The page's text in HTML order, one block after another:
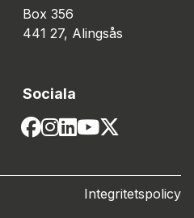
Box 356
441 27, Alingsås
Sociala
Integritetspolicy